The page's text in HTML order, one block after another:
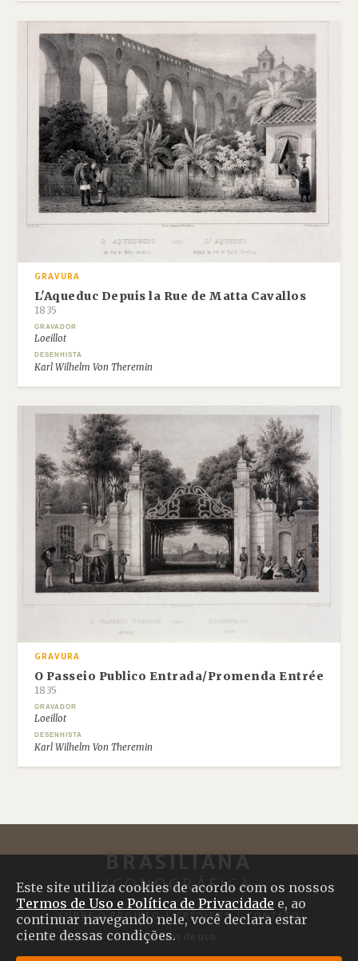
Este site utiliza cookies de acordo com os nossos
Termos de Uso e Política de Privacidade e, ao
continuar navegando nele, você declara estar
ciente dessas condições.
GRAVURA
L'Aqueduc Depuis la Rue de Matta Cavallos
1835
GRAVADOR
Loeillot
DESENHISTA
Karl Wilhelm Von Theremin
GRAVURA
O Passeio Publico Entrada/Promenda Entrée
1835
GRAVADOR
Loeillot
DESENHISTA
Karl Wilhelm Von Theremin
BRASILIANA
ICONOGRÁFICA
SOBRE O PROJETO| CRÉDITOS |CONTATO
Termos de uso